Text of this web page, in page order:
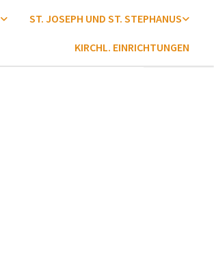
ST. JOSEPH UND ST. STEPHANUS
KIRCHL. EINRICHTUNGEN